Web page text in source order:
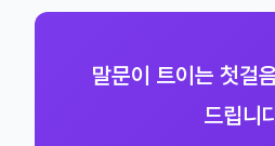
말문이 트이는 첫걸
드립니